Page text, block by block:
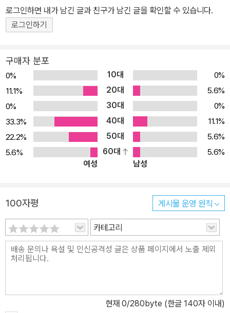
로그인하면 내가 남긴 글과 친구가 남긴 글을 확인할 수 있습니다.
로그인하기
구매자 분포
0% 10대
0%
11.1%
20대
5.6%
0%
30대
0%
33.3%
40대
11.1%
22.2%
50대
5.6%
5.6%
60대
5.6%
여성
남성
100자평 게시물 운영 원칙
카테고리
현재 0/280byte (한글 140자 이내)